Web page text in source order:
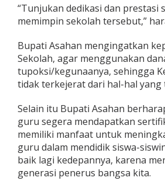
“Tunjukan dedikasi dan prestasi
memimpin sekolah tersebut,”
Bupati Asahan mengingatkan
Sekolah, agar menggunakan
tupoksi/kegunaanya, sehingga
tidak terkejerat dari hal-hal yang
Selain itu Bupati Asahan
guru segera mendapatkan
memiliki manfaat untuk
guru dalam mendidik siswa-
baik lagi kedepannya, karena
generasi penerus bangsa kita.